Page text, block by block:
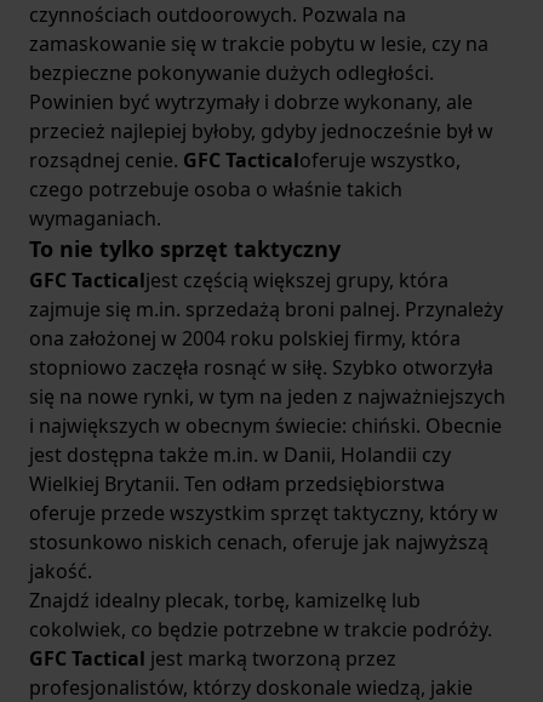
czynnościach outdoorowych. Pozwala na
zamaskowanie się w trakcie pobytu w lesie, czy na
bezpieczne pokonywanie dużych odległości.
Powinien być wytrzymały i dobrze wykonany, ale
przecież najlepiej byłoby, gdyby jednocześnie był w
rozsądnej cenie. GFC Tacticaloferuje wszystko,
czego potrzebuje osoba o właśnie takich
wymaganiach.
To nie tylko sprzęt taktyczny
GFC Tacticaljest częścią większej grupy, która
zajmuje się m.in. sprzedażą broni palnej. Przynależy
ona założonej w 2004 roku polskiej firmy, która
stopniowo zaczęła rosnąć w siłę. Szybko otworzyła
się na nowe rynki, w tym na jeden z najważniejszych
i największych w obecnym świecie: chiński. Obecnie
jest dostępna także m.in. w Danii, Holandii czy
Wielkiej Brytanii. Ten odłam przedsiębiorstwa
oferuje przede wszystkim sprzęt taktyczny, który w
stosunkowo niskich cenach, oferuje jak najwyższą
jakość.
Znajdź idealny plecak, torbę, kamizelkę lub
cokolwiek, co będzie potrzebne w trakcie podróży.
GFC Tactical jest marką tworzoną przez
profesjonalistów, którzy doskonale wiedzą, jakie